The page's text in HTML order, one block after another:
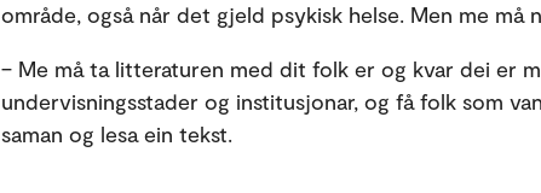
område, også når det gjeld psykisk helse. Men me må
– Me må ta litteraturen med dit folk er og kvar dei er
undervisningsstader og institusjonar, og få folk som
saman og lesa ein tekst.